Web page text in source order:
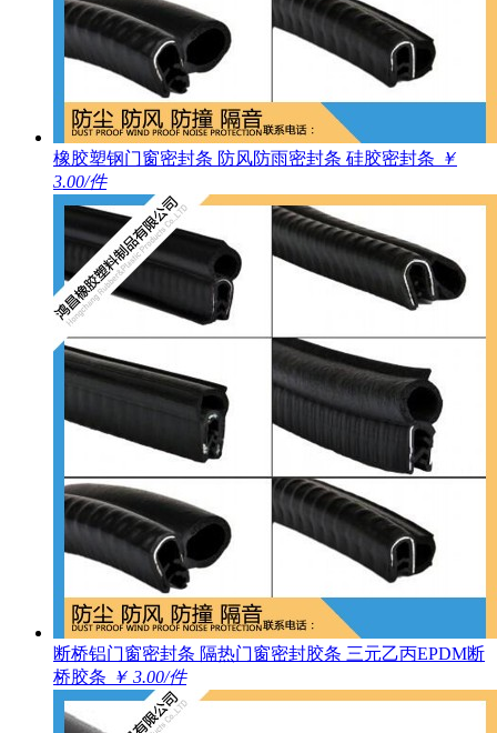
橡胶塑钢门窗密封条 防风防雨密封条 硅胶密封条 ￥
3.00/件
断桥铝门窗密封条 隔热门窗密封胶条 三元乙丙EPDM断
桥胶条 ￥ 3.00/件